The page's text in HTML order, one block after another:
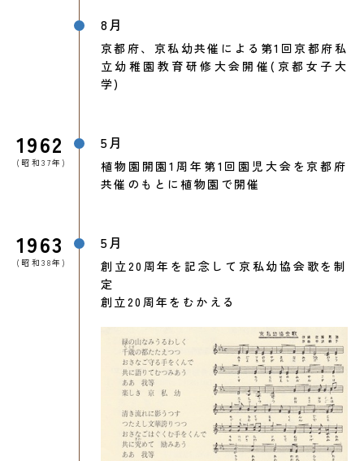
8月
京都府、京私幼共催による第1回京都府私
立幼稚園教育研修大会開催(京都女子大
学)
1962
(昭和37年)
5月
植物園開園1周年第1回園児大会を京都府
共催のもとに植物園で開催
1963
(昭和38年)
5月
創立20周年を記念して京私幼協会歌を制
定
創立20周年をむかえる